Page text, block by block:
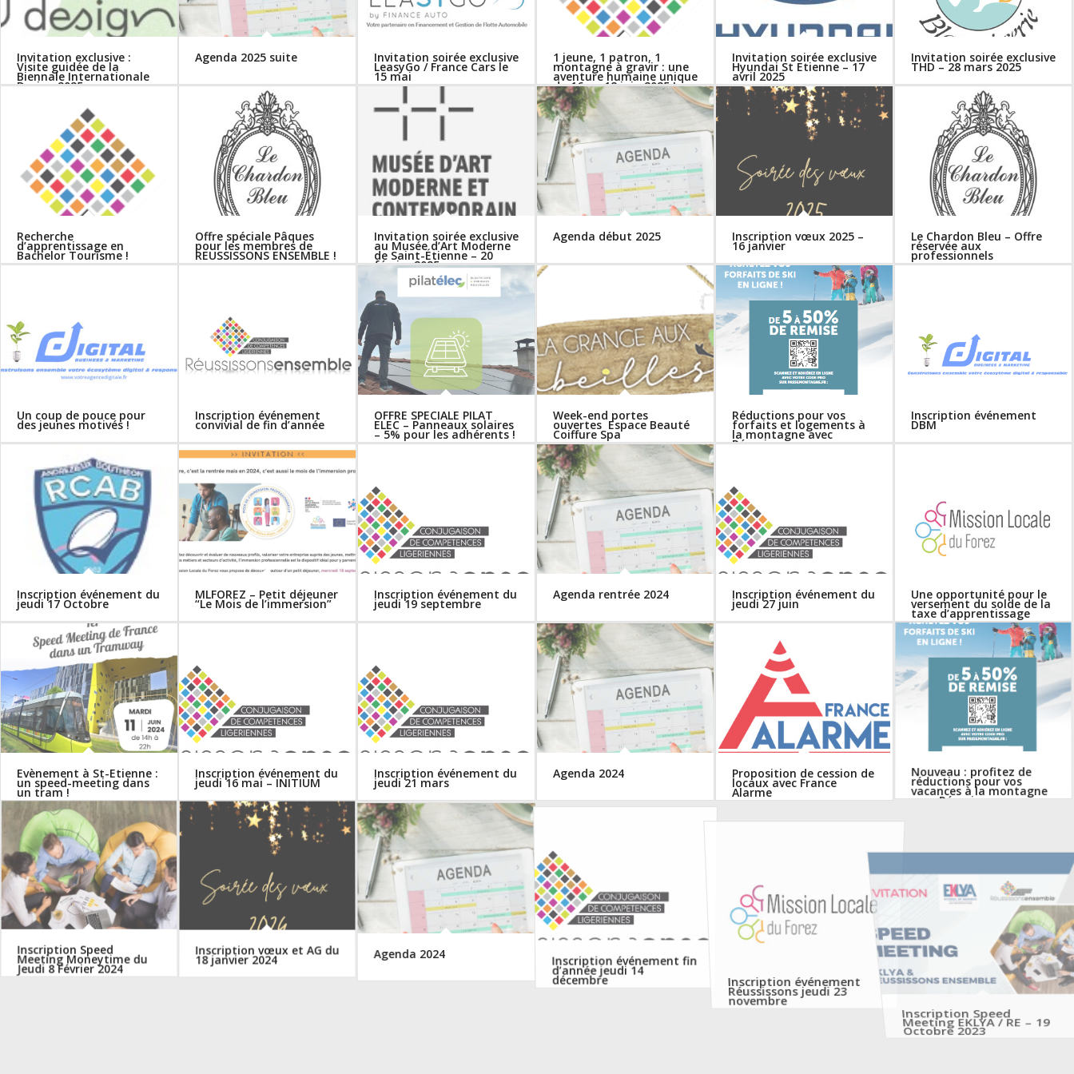
Invitation exclusive :
Visite guidée de la
Biennale Internationale
Design 2025
Agenda 2025 suite Invitation soirée exclusive
LeasyGo / France Cars le
15 mai
1 jeune, 1 patron, 1
montagne à gravir : une
aventure humaine unique
du 16 au 18 juin 2025 !
Invitation soirée exclusive
Hyundai St Etienne – 17
avril 2025
Invitation soirée exclusive
THD – 28 mars 2025
Recherche
d’apprentissage en
Bachelor Tourisme !
Offre spéciale Pâques
pour les membres de
REUSSISSONS ENSEMBLE !
Invitation soirée exclusive
au Musée d’Art Moderne
de Saint-Étienne – 20
février 2025
Agenda début 2025 Inscription vœux 2025 –
16 janvier
Le Chardon Bleu – Offre
réservée aux
professionnels
Un coup de pouce pour
des jeunes motivés !
Inscription événement
convivial de fin d’année
OFFRE SPECIALE PILAT
ELEC – Panneaux solaires
– 5% pour les adhérents !
Week-end portes
ouvertes Espace Beauté
Coiffure Spa
Réductions pour vos
forfaits et logements à
la montagne avec
Réussissons
Inscription événement
DBM
Inscription événement du
jeudi 17 Octobre
MLFOREZ – Petit déjeuner
“Le Mois de l’immersion”
Inscription événement du
jeudi 19 septembre
Agenda rentrée 2024 Inscription événement du
jeudi 27 juin
Une opportunité pour le
versement du solde de la
taxe d’apprentissage
Evènement à St-Etienne :
un speed-meeting dans
un tram !
Inscription événement du
jeudi 16 mai – INITIUM
Inscription événement du
jeudi 21 mars
Agenda 2024 Proposition de cession de
locaux avec France
Alarme
Nouveau : profitez de
réductions pour vos
vacances à la montagne
avec Réussissons
Inscription Speed
Meeting Moneytime du
Jeudi 8 Février 2024
Inscription vœux et AG du
18 janvier 2024
Agenda 2024 Inscription événement fin
d’année jeudi 14
décembre
Inscription Speed
Meeting EKLYA / RE – 19
Octobre 2023